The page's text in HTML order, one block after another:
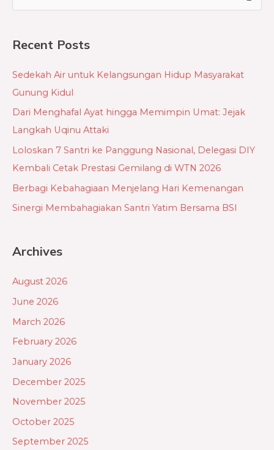
r
c
h
f
o
Recent Posts
Sedekah Air untuk Kelangsungan Hidup Masyarakat
Gunung Kidul
Dari Menghafal Ayat hingga Memimpin Umat: Jejak
Langkah Uqinu Attaki
Loloskan 7 Santri ke Panggung Nasional, Delegasi DIY
Kembali Cetak Prestasi Gemilang di WTN 2026
Berbagi Kebahagiaan Menjelang Hari Kemenangan
Sinergi Membahagiakan Santri Yatim Bersama BSI
Archives
August 2026
June 2026
March 2026
February 2026
January 2026
December 2025
November 2025
October 2025
September 2025